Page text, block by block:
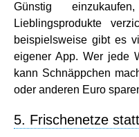
Günstig
Lieblingsprodukte
beispielsweise gibt es
eigener App. Wer jede
kann Schnäppchen
oder anderen Euro
5. Frischenetze